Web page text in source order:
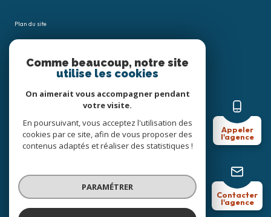
Appeler
l'agence
Contacter
l'agence
Plan du site
Cookies
© 2026 | Tous droits réservés
Comme beaucoup, notre site
utilise les cookies
On aimerait vous accompagner pendant
votre visite.
En poursuivant, vous acceptez l'utilisation des
cookies par ce site, afin de vous proposer des
contenus adaptés et réaliser des statistiques !
PARAMÉTRER